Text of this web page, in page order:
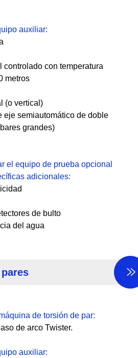
auxiliar:
controlado con temperatura
metros
(o vertical)
eje semiautomático de doble
grandes)
el equipo de prueba opcional
adicionales:
de bulto
del agua
de torsión de par:
de arco Twister.
auxiliar: